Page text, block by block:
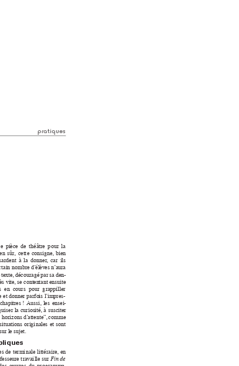
pratiques
e pièce de théâtre pour la
sûr, cette consigne, bien
rdent à la donner, car ils
tain nombre d’élèves n’aura
texte, découragé par sa den-
vite, se contentant ensuite
en  cours  pour  grappiller
et donner parfois l’impres-
chapitres ! Aussi les ensei-
iser la curiosité, à susciter
horizons d’attente”, comme
situations originales et sont
ur le sujet.
ques
de terminale littéraire en
esseure travaille sur Fin de